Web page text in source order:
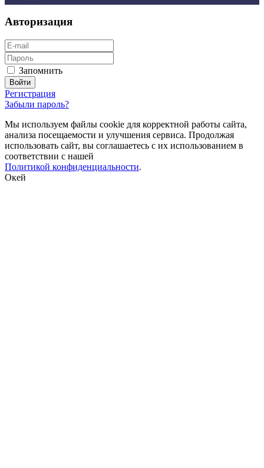
Авторизация
Запомнить
Регистрация
Забыли пароль?
Мы используем файлы cookie для корректной работы сайта,
анализа посещаемости и улучшения сервиса. Продолжая
использовать сайт, вы соглашаетесь с их использованием в
соответствии с нашей
Политикой конфиденциальности.
Окей